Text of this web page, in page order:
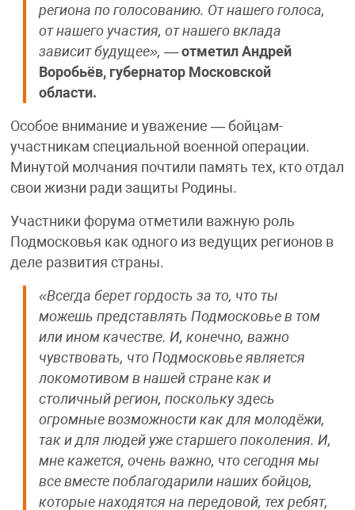
региона по голосованию. От нашего голоса,
от нашего участия, от нашего вклада
зависит будущее», — отметил Андрей
Воробьёв, губернатор Московской
области.
Особое внимание и уважение — бойцам-
участникам специальной военной операции.
Минутой молчания почтили память тех, кто отдал
свои жизни ради защиты Родины.
Участники форума отметили важную роль
Подмосковья как одного из ведущих регионов в
деле развития страны.
«Всегда берет гордость за то, что ты
можешь представлять Подмосковье в том
или ином качестве. И, конечно, важно
чувствовать, что Подмосковье является
локомотивом в нашей стране как и
столичный регион, поскольку здесь
огромные возможности как для молодёжи,
так и для людей уже старшего поколения. И,
мне кажется, очень важно, что сегодня мы
все вместе поблагодарили наших бойцов,
которые находятся на передовой, тех ребят,